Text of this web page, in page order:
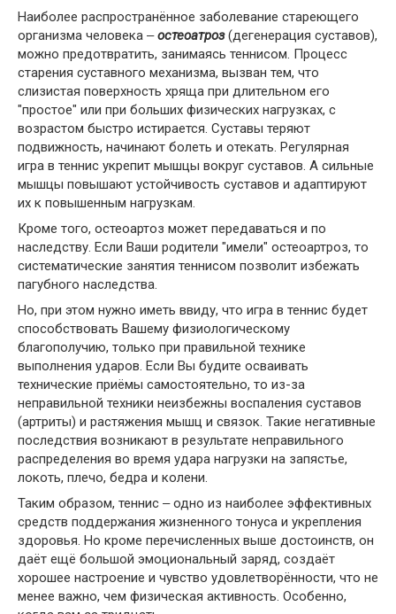
Наиболее распространённое заболевание стареющего
организма человека ‒остеоатроз(дегенерация суставов),
можно предотвратить, занимаясь теннисом. Процесс
старения суставного механизма, вызван тем, что
слизистая поверхность хряща при длительном его
"простое" или при больших физических нагрузках, с
возрастом быстро истирается. Суставы теряют
подвижность, начинают болеть и отекать. Регулярная
игра в теннис укрепит мышцы вокруг суставов. А сильные
мышцы повышают устойчивость суставов и адаптируют
их к повышенным нагрузкам.
Кроме того, остеоартоз может передаваться и по
наследству. Если Ваши родители "имели" остеоартроз, то
систематические занятия теннисом позволит избежать
пагубного наследства.
Но, при этом нужно иметь ввиду, что игра в теннис будет
способствовать Вашему физиологическому
благополучию, только при правильной технике
выполнения ударов. Если Вы будите осваивать
технические приёмы самостоятельно, то из-за
неправильной техники неизбежны воспаления суставов
(артриты) и растяжения мышц и связок. Такие негативные
последствия возникают в результате неправильного
распределения во время удара нагрузки на запястье,
локоть, плечо, бедра и колени.
Таким образом, теннис ‒ одно из наиболее эффективных
средств поддержания жизненного тонуса и укрепления
здоровья. Но кроме перечисленных выше достоинств, он
даёт ещё большой эмоциональный заряд, создаёт
хорошее настроение и чувство удовлетворённости, что не
менее важно, чем физическая активность. Особенно,